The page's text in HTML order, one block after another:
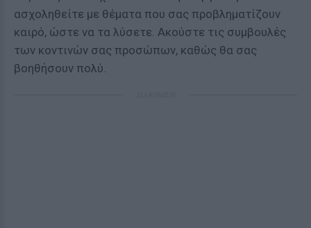
ασχοληθείτε με θέματα που σας προβληματίζουν
καιρό, ώστε να τα λύσετε. Ακούστε τις συμβουλές
των κοντινών σας προσώπων, καθώς θα σας
βοηθήσουν πολύ.